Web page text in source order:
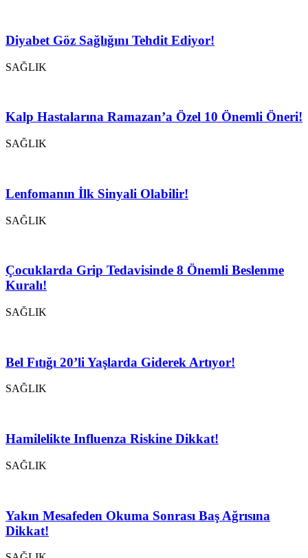
Diyabet Göz Sağlığını Tehdit Ediyor!
SAĞLIK
Kalp Hastalarına Ramazan’a Özel 10 Önemli Öneri!
SAĞLIK
Lenfomanın İlk Sinyali Olabilir!
SAĞLIK
Çocuklarda Grip Tedavisinde 8 Önemli Beslenme
Kuralı!
SAĞLIK
Bel Fıtığı 20’li Yaşlarda Giderek Artıyor!
SAĞLIK
Hamilelikte Influenza Riskine Dikkat!
SAĞLIK
Yakın Mesafeden Okuma Sonrası Baş Ağrısına
Dikkat!